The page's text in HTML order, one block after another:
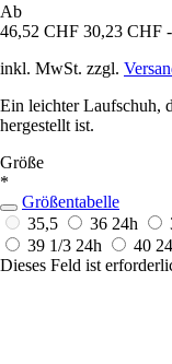
Ab
46,52 CHF 30,23 CHF
inkl. MwSt. zzgl.
Ein leichter Laufschuh,
hergestellt ist.
Größe
*
Größentabelle
35,5
36 24h
39 1/3 24h 40
Dieses Feld ist